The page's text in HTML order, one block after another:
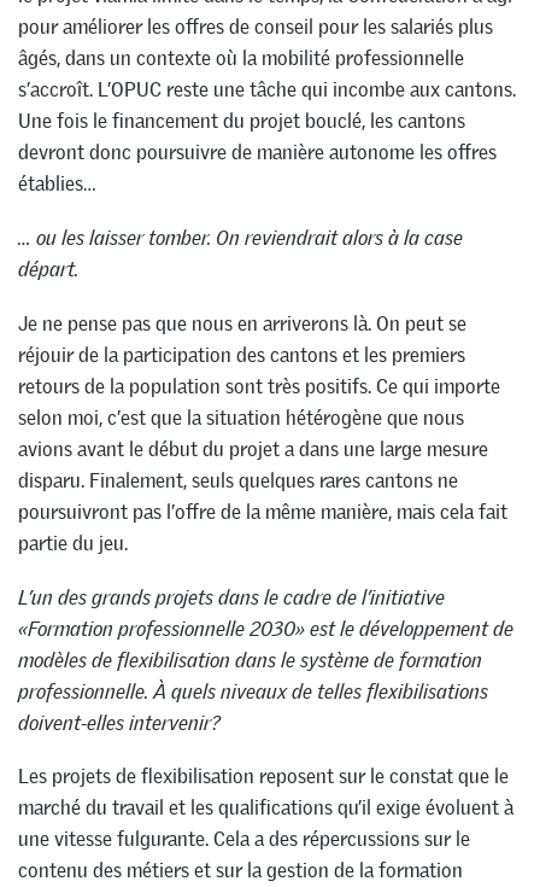
pour améliorer les offres de conseil pour les salariés plus
âgés, dans un contexte où la mobilité professionnelle
s’accroît. L’OPUC reste une tâche qui incombe aux cantons.
Une fois le financement du projet bouclé, les cantons
devront donc poursuivre de manière autonome les offres
établies…
… ou les laisser tomber. On reviendrait alors à la case
départ.
Je ne pense pas que nous en arriverons là. On peut se
réjouir de la participation des cantons et les premiers
retours de la population sont très positifs. Ce qui importe
selon moi, c’est que la situation hétérogène que nous
avions avant le début du projet a dans une large mesure
disparu. Finalement, seuls quelques rares cantons ne
poursuivront pas l’offre de la même manière, mais cela fait
partie du jeu.
L’un des grands projets dans le cadre de l’initiative
«Formation professionnelle 2030» est le développement de
modèles de flexibilisation dans le système de formation
professionnelle. À quels niveaux de telles flexibilisations
doivent-elles intervenir?
Les projets de flexibilisation reposent sur le constat que le
marché du travail et les qualifications qu’il exige évoluent à
une vitesse fulgurante. Cela a des répercussions sur le
contenu des métiers et sur la gestion de la formation